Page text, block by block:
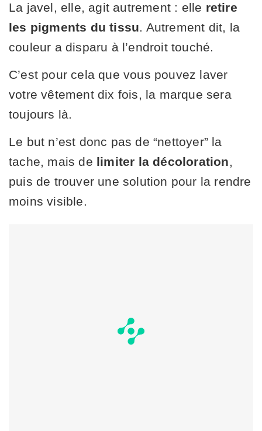
La javel, elle, agit autrement : elle retire
les pigments du tissu. Autrement dit, la
couleur a disparu à l’endroit touché.
C’est pour cela que vous pouvez laver
votre vêtement dix fois, la marque sera
toujours là.
Le but n’est donc pas de “nettoyer” la
tache, mais de limiter la décoloration,
puis de trouver une solution pour la rendre
moins visible.